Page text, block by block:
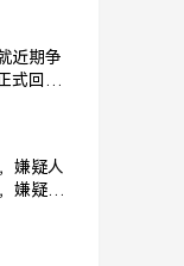
近期争
式回应
嫌疑人
嫌疑人